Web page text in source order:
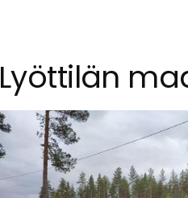
Lyöttilän